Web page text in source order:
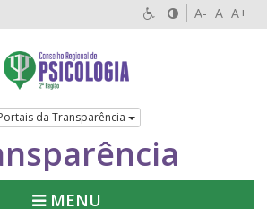
A- A A+
da Transparência
MENU